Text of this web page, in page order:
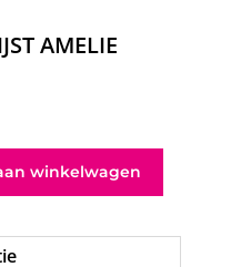
AMELIE
winkelwagen